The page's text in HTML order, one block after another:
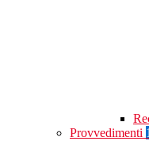
Provvedimenti